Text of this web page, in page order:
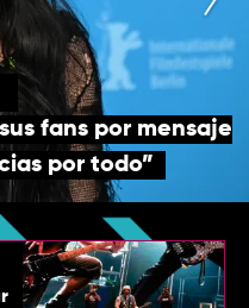
fans por mensaje
por todo”